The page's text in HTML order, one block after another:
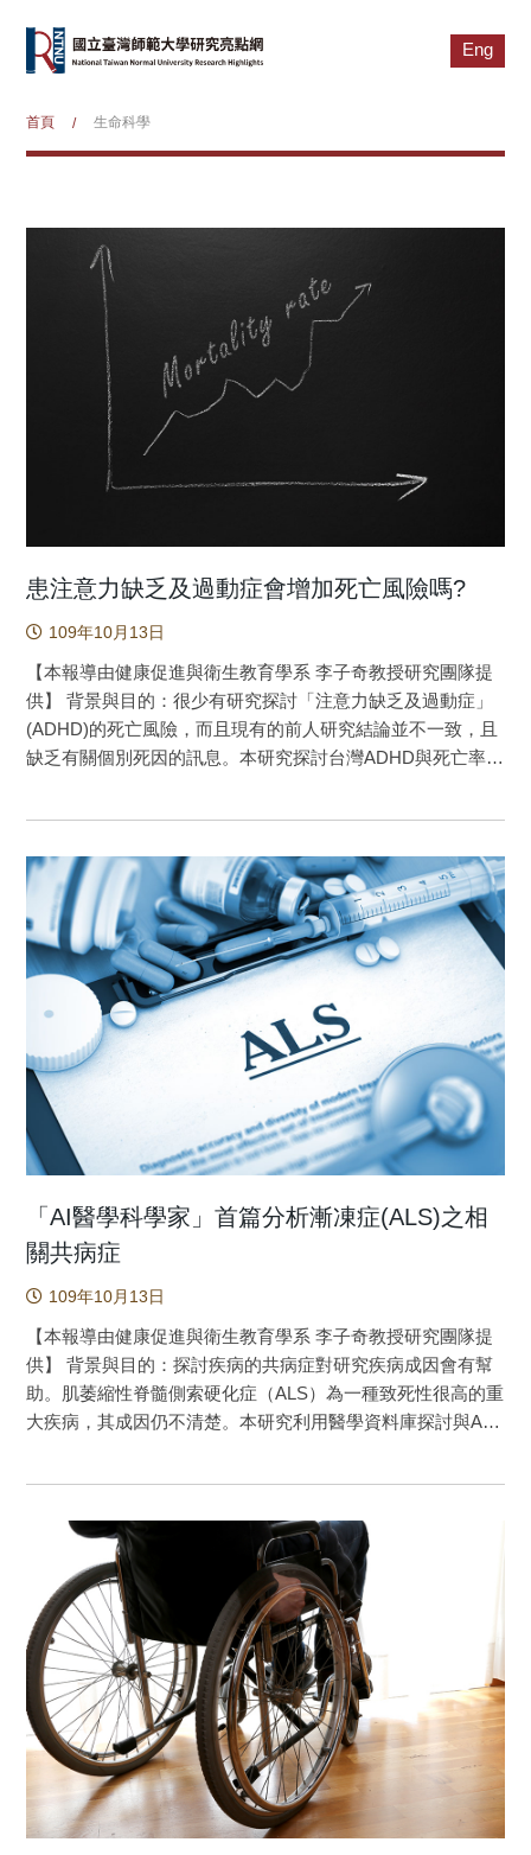
Eng
首頁 / 生命科學
患注意力缺乏及過動症會增加死亡風險嗎?
109年10月13日
【本報導由健康促進與衛生教育學系 李子奇教授研究團隊提
供】 背景與目的：很少有研究探討「注意力缺乏及過動症」
(ADHD)的死亡風險，而且現有的前人研究結論並不一致，且
缺乏有關個別死因的訊息。本研究探討台灣ADHD與死亡率之
有ADHD的病人與1,931,860位性別和年齡匹配的對照組進行
比較分析。自殺、意外傷害、兇殺和自然原因死亡率等結果
變項分別以競爭風險調整Cox回歸模型進行分析，探討ADHD
與個別死因的關係。 結果：在觀察期間ADHD組有727人
(0.26％)而非ADHD組則為3,594人(0.19％)死亡。在ADHD組
的死亡者中，有546人(75.1％) 是男性，對照組中2,852名
(79.4％)是男性。在調整了潛在的干擾因子之後，與非ADHD
組相比，ADHD患者有更高的總死亡率 (調整後危險比1.07;
95％CI，1.00-1.17)，而且在自殺(調整後的危險比2.09;
95％CI，1.62-2.71)、意外傷害(調整後的危險比1.30;
95％CI，1.10-1.52)和兇殺案（調整後的危險比2.00; 95％CI
自然原因死亡的風險上則相近。 結論：在本研究中，ADHD
的患者有更高的傷害原因相關死亡率，特別是由於自殺、意
外傷害和兇殺造成的死亡率。儘管ADHD患者的傷害死亡風險
顯著高於非ADHD組，但因研究個案多為年輕人，其絕對死亡
風險很低。 很少有研究探討「注意力缺乏及過動症」
(ADHD)的死亡風險，而且現有的前人研究結論並不一致，且
缺乏有關個別死因的訊息。由於ADHD好發於年輕族群；因
此，探討ADHD對死亡的影響力變得很困難，需要大數據的研
使用了全台灣人口的全民健保資料庫進行回溯性世代研究，
據我們所知，本研究納入的研究對象是迄今發表的研究中最
大者，我們不但實証了ADHD會增加總死亡率，更重要的是透
過大數據的分析，我們細部探討了自殺、意外傷害、兇殺和
自然原因等個別死因的死亡率。本研究發表於美國醫學會新
發行的open access 期刊JAMA network open (2019 impact
factor=5.032, 19/165=11.5% in medicine general & internal)(1)
研究對象ADHD組包括275,980位在2000年1月1日至2012
年12月31日之間新診斷的4至44歲ADHD病人(圖一)將前述患
有ADHD的病人與1,931,860位性別和年齡匹配的對照組進行
比較分析。使用Cox回歸分析ADHD與死亡率之間的關聯，分
析控制了性別、年齡、投保單位城鄉別、投保薪資、門診就
「AI醫學科學家」首篇分析漸凍症(ALS)之相
關共病症
109年10月13日
【本報導由健康促進與衛生教育學系 李子奇教授研究團隊提
供】 背景與目的：探討疾病的共病症對研究疾病成因會有幫
助。肌萎縮性脊髓側索硬化症（ALS）為一種致死性很高的重
大疾病，其成因仍不清楚。本研究利用醫學資料庫探討與ALS
照組。研究資料來自全民健康保險研究資料庫和重大傷病
檔，研究設計為全人口病例對照研究。ALS初診日前經醫師診
斷的共病症分別以首次ALS診斷1、3、5、7或9年之前的觀察
期間進行分析。卡方檢定或t檢定用於檢驗ALS患者與對照組
之間人口統計學差異。使用條件邏輯斯廻歸模型及逐步篩選
法探討這些疾病和ALS風險之間的關係。路徑分析以評估ALS
初診日前的共病症和ALS之間的關係路徑。 結果：ALS與28
種ALS初診日前的共病症有相關，包括17種正相關和11種負
相關共病症。路徑分析顯示這11種負相關疾病可歸類為糖尿
病及其併發症。17種正相關疾病可歸類為代謝綜合症、神經
炎症、頭部外傷、運動損傷、感染及其併發症。 結論：本研